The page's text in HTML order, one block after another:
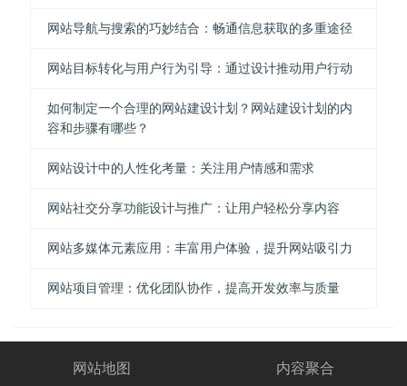
网站导航与搜索的巧妙结合：畅通信息获取的多重途径
网站目标转化与用户行为引导：通过设计推动用户行动
如何制定一个合理的网站建设计划？网站建设计划的内
容和步骤有哪些？
网站设计中的人性化考量：关注用户情感和需求
网站社交分享功能设计与推广：让用户轻松分享内容
网站多媒体元素应用：丰富用户体验，提升网站吸引力
网站项目管理：优化团队协作，提高开发效率与质量
网站地图 内容聚合